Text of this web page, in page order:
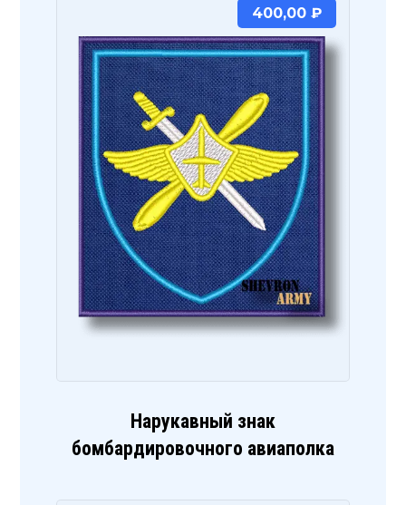
Нарукавный знак
бомбардировочного авиаполка
400,00 ₽